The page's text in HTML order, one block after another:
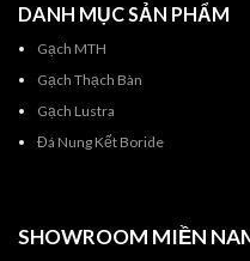
DANH MỤC SẢN PHẨM
Gạch MTH
Gạch Thạch Bàn
Gạch Lustra
Đá Nung Kết Boride
SHOWROOM MIỀN